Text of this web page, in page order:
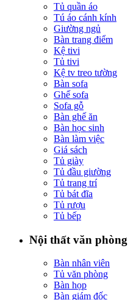
Tủ quần áo
Tú áo cánh kính
Giường ngủ
Bàn trang điểm
Kệ tivi
Tủ tivi
Kệ tv treo tường
Bàn sofa
Ghế sofa
Sofa gỗ
Bàn ghế ăn
Bàn học sinh
Bàn làm việc
Giá sách
Tủ giày
Tủ đầu giường
Tủ trang trí
Tủ bát đĩa
Tủ rượu
Tủ bếp
Nội thất văn phòng
Bàn nhân viên
Tủ văn phòng
Bàn họp
Bàn giám đốc